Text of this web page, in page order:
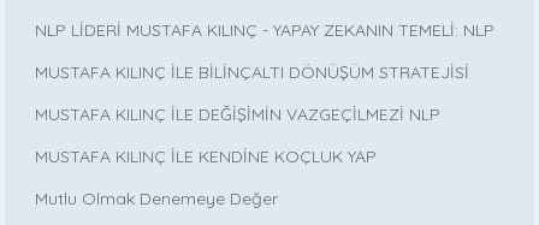
NLP LİDERİ MUSTAFA KILINÇ - YAPAY ZEKANIN TEMELİ: NLP
MUSTAFA KILINÇ İLE BİLİNÇALTI DÖNÜŞÜM STRATEJİSİ
MUSTAFA KILINÇ İLE DEĞİŞİMİN VAZGEÇİLMEZİ NLP
MUSTAFA KILINÇ İLE KENDİNE KOÇLUK YAP
Mutlu Olmak Denemeye Değer